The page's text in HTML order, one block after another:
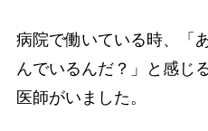
病院で働いている時、「
んでいるんだ？」と感じ
医師がいました。